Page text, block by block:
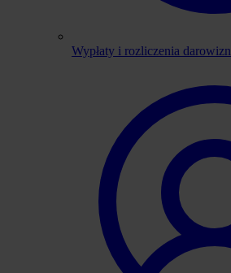
Wypłaty i rozliczenia darowizn